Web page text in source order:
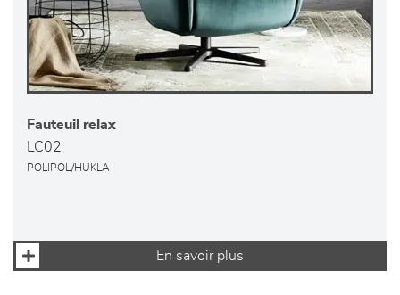
Fauteuil relax
LC02
POLIPOL/HUKLA
En savoir plus